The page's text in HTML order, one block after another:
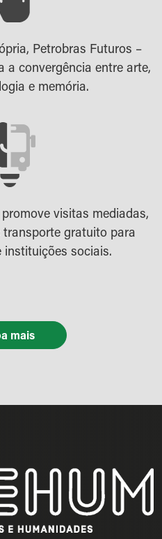
Petrobras Futuros –
a convergência entre arte,
e memória.
visitas mediadas,
gratuito para
sociais.
mais